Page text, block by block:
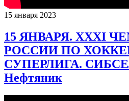
15 января 2023
15 ЯНВАРЯ. XXXI
РОССИИ ПО
СУПЕРЛИГА.
Нефтяник